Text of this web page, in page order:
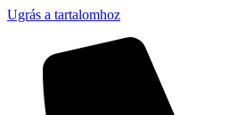
Ugrás a tartalomhoz